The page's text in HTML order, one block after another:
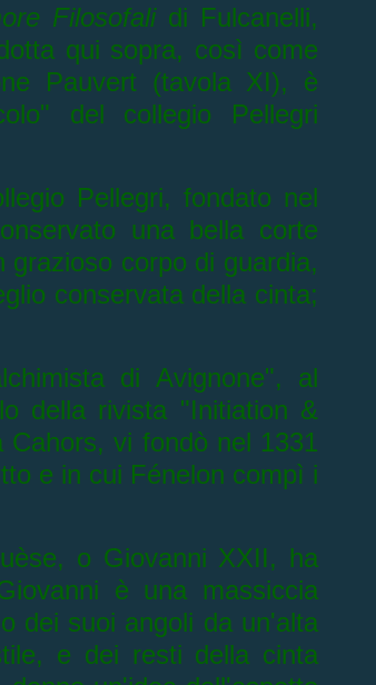
Filosofali di Fulcanelli,
qui sopra, così come
Pauvert (tavola XI), è
del collegio Pellegri
Pellegri, fondato nel
una bella corte
grazioso corpo di guardia,
conservata della cinta;
di Avignone", al
della rivista "Initiation &
vi fondò nel 1331
e in cui Fénelon compì i
o Giovanni XXII, ha
è una massiccia
dei suoi angoli da un'alta
e dei resti della cinta